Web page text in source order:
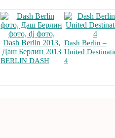
BERLIN DASH
Dash Berlin –
United
4